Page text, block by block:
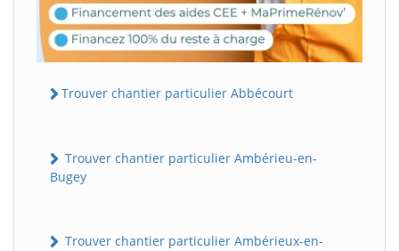
Trouver chantier particulier Abbécourt
Trouver chantier particulier Ambérieu-en-
Bugey
Trouver chantier particulier Ambérieux-en-